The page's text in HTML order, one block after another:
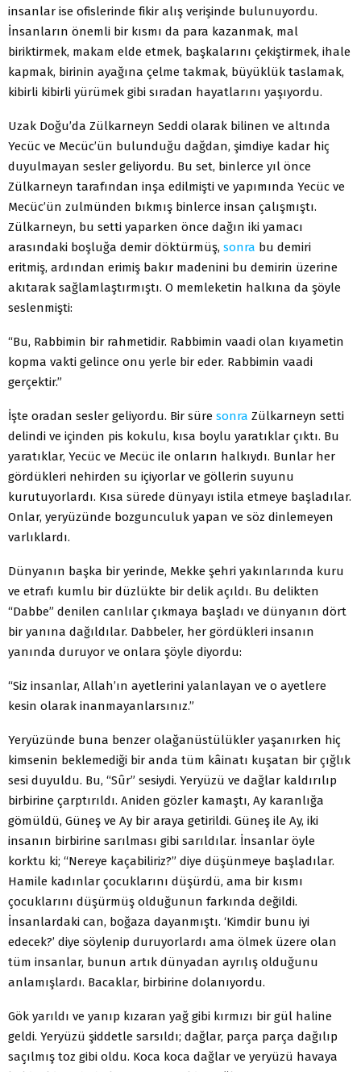
insanlar ise ofislerinde fikir alış verişinde bulunuyordu.
İnsanların önemli bir kısmı da para kazanmak, mal
biriktirmek, makam elde etmek, başkalarını çekiştirmek, ihale
kapmak, birinin ayağına çelme takmak, büyüklük taslamak,
kibirli kibirli yürümek gibi sıradan hayatlarını yaşıyordu.
Uzak Doğu’da Zülkarneyn Seddi olarak bilinen ve altında
Yecüc ve Mecüc’ün bulunduğu dağdan, şimdiye kadar hiç
duyulmayan sesler geliyordu. Bu set, binlerce yıl önce
Zülkarneyn tarafından inşa edilmişti ve yapımında Yecüc ve
Mecüc’ün zulmünden bıkmış binlerce insan çalışmıştı.
Zülkarneyn, bu setti yaparken önce dağın iki yamacı
arasındaki boşluğa demir döktürmüş, sonra bu demiri
eritmiş, ardından erimiş bakır madenini bu demirin üzerine
akıtarak sağlamlaştırmıştı. O memleketin halkına da şöyle
seslenmişti:
“Bu, Rabbimin bir rahmetidir. Rabbimin vaadi olan kıyametin
kopma vakti gelince onu yerle bir eder. Rabbimin vaadi
gerçektir.”
İşte oradan sesler geliyordu. Bir süre sonra Zülkarneyn setti
delindi ve içinden pis kokulu, kısa boylu yaratıklar çıktı. Bu
yaratıklar, Yecüc ve Mecüc ile onların halkıydı. Bunlar her
gördükleri nehirden su içiyorlar ve göllerin suyunu
kurutuyorlardı. Kısa sürede dünyayı istila etmeye başladılar.
Onlar, yeryüzünde bozgunculuk yapan ve söz dinlemeyen
varlıklardı.
Dünyanın başka bir yerinde, Mekke şehri yakınlarında kuru
ve etrafı kumlu bir düzlükte bir delik açıldı. Bu delikten
“Dabbe” denilen canlılar çıkmaya başladı ve dünyanın dört
bir yanına dağıldılar. Dabbeler, her gördükleri insanın
yanında duruyor ve onlara şöyle diyordu:
“Siz insanlar, Allah’ın ayetlerini yalanlayan ve o ayetlere
kesin olarak inanmayanlarsınız.”
Yeryüzünde buna benzer olağanüstülükler yaşanırken hiç
kimsenin beklemediği bir anda tüm kâinatı kuşatan bir çığlık
sesi duyuldu. Bu, “Sûr” sesiydi. Yeryüzü ve dağlar kaldırılıp
birbirine çarptırıldı. Aniden gözler kamaştı, Ay karanlığa
gömüldü, Güneş ve Ay bir araya getirildi. Güneş ile Ay, iki
insanın birbirine sarılması gibi sarıldılar. İnsanlar öyle
korktu ki; “Nereye kaçabiliriz?” diye düşünmeye başladılar.
Hamile kadınlar çocuklarını düşürdü, ama bir kısmı
çocuklarını düşürmüş olduğunun farkında değildi.
İnsanlardaki can, boğaza dayanmıştı. ‘Kimdir bunu iyi
edecek?’ diye söylenip duruyorlardı ama ölmek üzere olan
tüm insanlar, bunun artık dünyadan ayrılış olduğunu
anlamışlardı. Bacaklar, birbirine dolanıyordu.
Gök yarıldı ve yanıp kızaran yağ gibi kırmızı bir gül haline
geldi. Yeryüzü şiddetle sarsıldı; dağlar, parça parça dağılıp
saçılmış toz gibi oldu. Koca koca dağlar ve yeryüzü havaya